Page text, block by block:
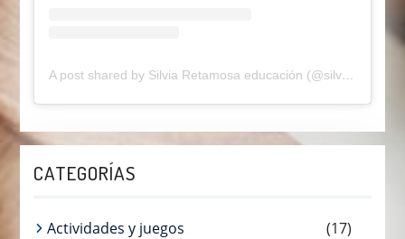
A post shared by Silvia Retamosa educación (@silviaretamosaeducainfantil)
CATEGORÍAS
Actividades y juegos
(17)